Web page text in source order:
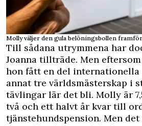
Molly väljer den gula belöningsbollen framför
Till sådana utrymmena har
Joanna tillträde. Men
hon fått en del internationella
annat tre världsmästerskap i
tävlingar lär det bli. Molly är
två och ett halvt år kvar till
tjänstehundspension. Men